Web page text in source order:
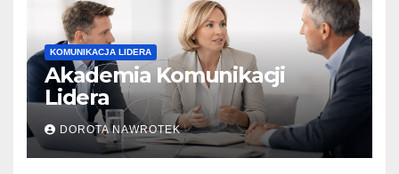
KOMUNIKACJA LIDERA
Akademia Komunikacji
Lidera
DOROTA NAWROTEK